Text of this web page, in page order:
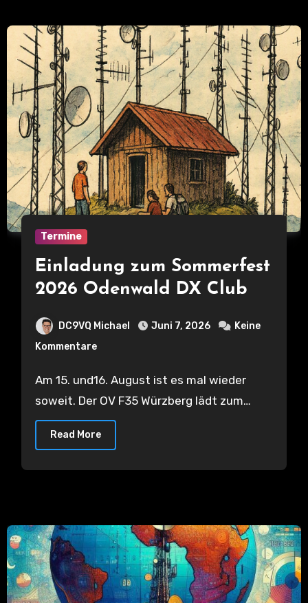
Termine
Einladung zum Sommerfest
2026 Odenwald DX Club
DC9VQ Michael Juni 7, 2026
Keine
Kommentare
Am 15. und16. August ist es mal wieder
soweit. Der OV F35 Würzberg lädt zum…
Read More